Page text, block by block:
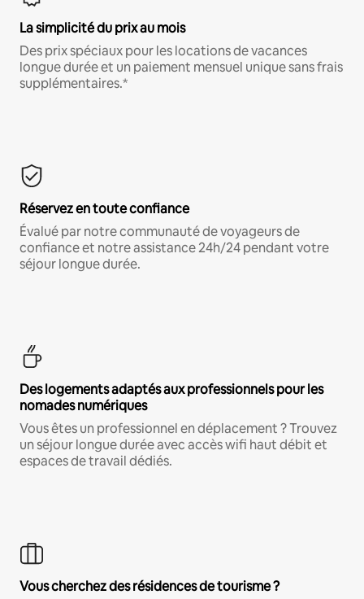
La simplicité du prix au mois
Des prix spéciaux pour les locations de vacances
longue durée et un paiement mensuel unique sans frais
supplémentaires.*
Réservez en toute confiance
Évalué par notre communauté de voyageurs de
confiance et notre assistance 24h/24 pendant votre
séjour longue durée.
Des logements adaptés aux professionnels pour les
nomades numériques
Vous êtes un professionnel en déplacement ? Trouvez
un séjour longue durée avec accès wifi haut débit et
espaces de travail dédiés.
Vous cherchez des résidences de tourisme ?